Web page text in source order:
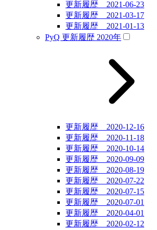
更新履歴 2021-06-23
更新履歴 2021-03-17
更新履歴 2021-01-13
PyQ 更新履歴 2020年
更新履歴 2020-12-16
更新履歴 2020-11-18
更新履歴 2020-10-14
更新履歴 2020-09-09
更新履歴 2020-08-19
更新履歴 2020-07-22
更新履歴 2020-07-15
更新履歴 2020-07-01
更新履歴 2020-04-01
更新履歴 2020-02-12